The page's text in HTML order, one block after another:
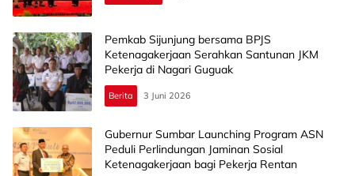
Pemkab Sijunjung bersama BPJS
Ketenagakerjaan Serahkan Santunan JKM
Pekerja di Nagari Guguak
Berita 3 Juni 2026
Gubernur Sumbar Launching Program ASN
Peduli Perlindungan Jaminan Sosial
Ketenagakerjaan bagi Pekerja Rentan